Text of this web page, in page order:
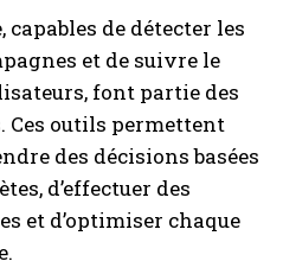
de détecter les
et de suivre le
font partie des
Ces outils permettent
des décisions basées
d’effectuer des
et d’optimiser chaque